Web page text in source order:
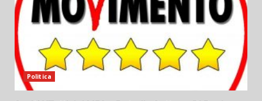
Politica